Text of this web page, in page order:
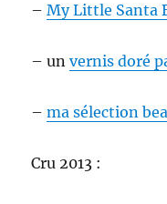
–My Little Santa
– unvernis doré
–ma sélection
Cru 2013 :